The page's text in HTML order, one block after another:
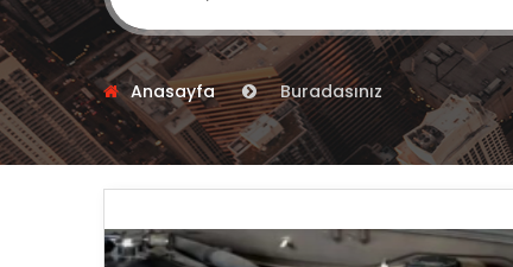
Anasayfa Buradasınız